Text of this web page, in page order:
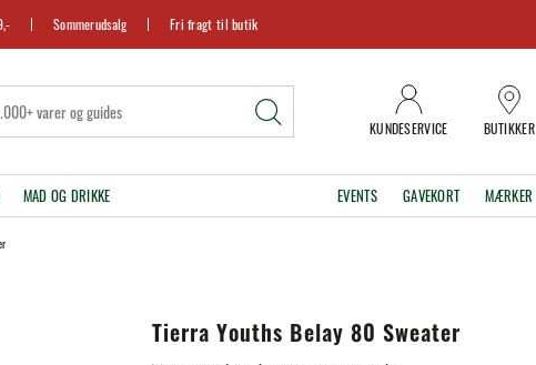
Sommerudsalg Fri fragt til butik
KUNDESERVICE BUTIKKER
MAD OG DRIKKE EVENTS GAVEKORT MÆRKER
Tierra Youths Belay 80 Sweater